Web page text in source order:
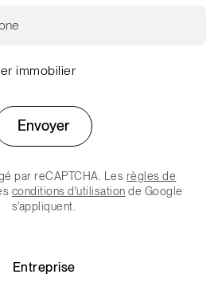
immobilier
Envoyer
par reCAPTCHA. Les règles de
conditions d'utilisation de Google
s'appliquent.
Entreprise